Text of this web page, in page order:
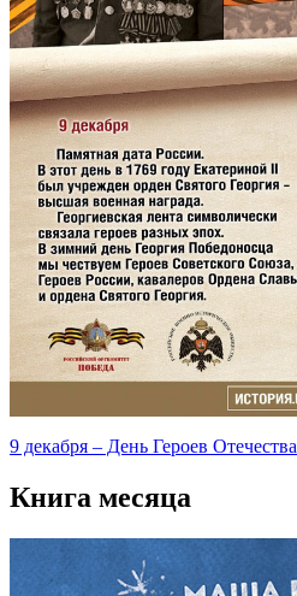
9 декабря – День Героев Отечества
Книга месяца